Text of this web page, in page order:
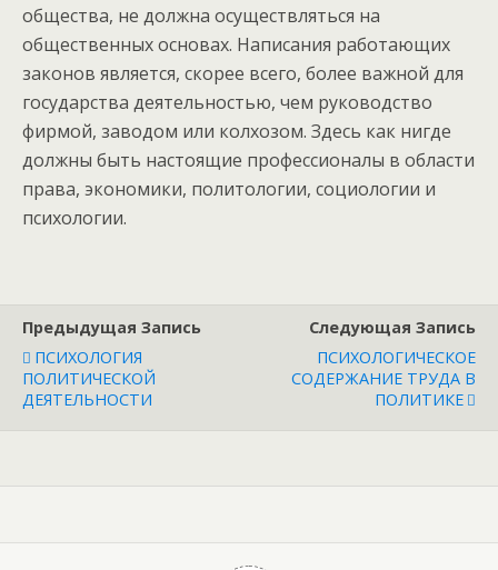
общества, не должна осуществляться на
общественных основах. Написания работающих
законов является, скорее всего, более важной для
государства деятельностью, чем руководство
фирмой, заводом или колхозом. Здесь как нигде
должны быть настоящие профессионалы в области
права, экономики, политологии, социологии и
психологии.
Предыдущая Запись
ПСИХОЛОГИЯ
ПОЛИТИЧЕСКОЙ
ДЕЯТЕЛЬНОСТИ
Следующая Запись
ПСИХОЛОГИЧЕСКОЕ
СОДЕРЖАНИЕ ТРУДА В
ПОЛИТИКЕ